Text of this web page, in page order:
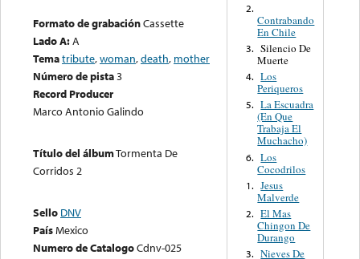
Formato de grabaciónCassette
Lado A:A
Tematribute,woman,death, mother
Número de pista3
Record Producer
Marco Antonio Galindo
Título del álbumTormenta De
Corridos 2
Sello DNV
PaísMexico
Numero de CatalogoCdnv-025
2.
Contrabando
En Chile
3. Silencio De
Muerte
4. Los
Periqueros
5. La Escuadra
(En Que
Trabaja El
Muchacho)
6. Los
Cocodrilos
1. Jesus
Malverde
2. El Mas
Chingon De
Durango
3. Nieves De